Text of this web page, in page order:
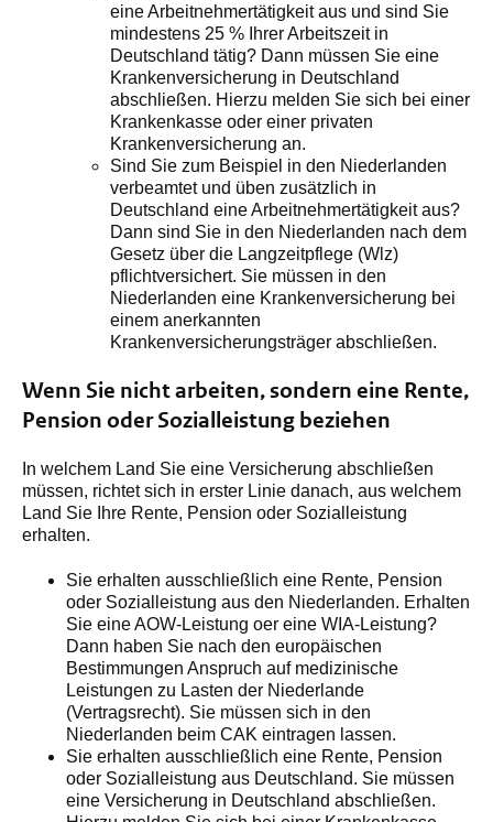
eine Arbeitnehmertätigkeit aus und sind Sie
mindestens 25 % Ihrer Arbeitszeit in
Deutschland tätig? Dann müssen Sie eine
Krankenversicherung in Deutschland
abschließen. Hierzu melden Sie sich bei einer
Krankenkasse oder einer privaten
Krankenversicherung an.
Sind Sie zum Beispiel in den Niederlanden
verbeamtet und üben zusätzlich in
Deutschland eine Arbeitnehmertätigkeit aus?
Dann sind Sie in den Niederlanden nach dem
Gesetz über die Langzeitpflege (Wlz)
pflichtversichert. Sie müssen in den
Niederlanden eine Krankenversicherung bei
einem anerkannten
Krankenversicherungsträger abschließen.
Wenn Sie nicht arbeiten, sondern eine Rente,
Pension oder Sozialleistung beziehen
In welchem Land Sie eine Versicherung abschließen
müssen, richtet sich in erster Linie danach, aus welchem
Land Sie Ihre Rente, Pension oder Sozialleistung
erhalten.
Sie erhalten ausschließlich eine Rente, Pension
oder Sozialleistung aus den Niederlanden. Erhalten
Sie eine AOW-Leistung oer eine WIA-Leistung?
Dann haben Sie nach den europäischen
Bestimmungen Anspruch auf medizinische
Leistungen zu Lasten der Niederlande
(Vertragsrecht). Sie müssen sich in den
Niederlanden beim CAK eintragen lassen.
Sie erhalten ausschließlich eine Rente, Pension
oder Sozialleistung aus Deutschland. Sie müssen
eine Versicherung in Deutschland abschließen.